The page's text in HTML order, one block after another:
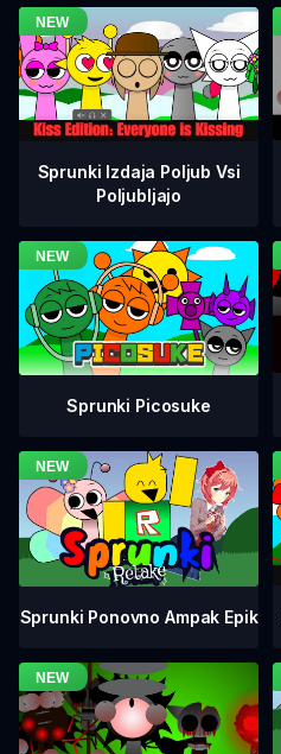
Sprunki Izdaja Poljub Vsi
Poljubljajo
Sprunki Picosuke
Sprunki Ponovno Ampak Epik